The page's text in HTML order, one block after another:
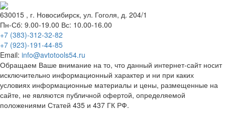
630015 , г. Новосибирск, ул. Гоголя, д. 204/1
Пн-Сб: 9.00-19.00 Вс: 10.00-16.00
+7 (383)-312-32-82
+7 (923)-191-44-85
Email: info@avtotools54.ru
Обращаем Ваше внимание на то, что данный интернет-сайт носит
исключительно информационный характер и ни при каких
условиях информационные материалы и цены, размещенные на
сайте, не являются публичной офертой, определяемой
положениями Статей 435 и 437 ГК РФ.